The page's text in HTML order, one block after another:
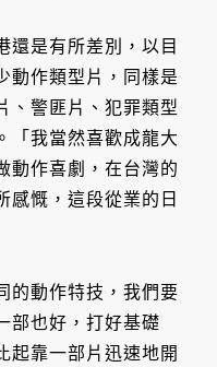
還是有所差別，以目
動作類型片，同樣是
、警匪片、犯罪類型
「我當然喜歡成龍大
動作喜劇，在台灣的
感慨，這段從業的日
的動作特技，我們要
部也好，打好基礎
起靠一部片迅速地開